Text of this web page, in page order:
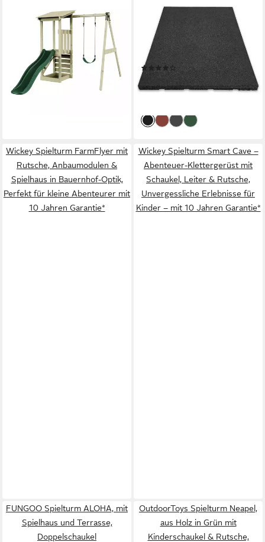
Spielturm Lyon, aus Holz in
Grün mit Kinderschaukel &
Rutsche, Kletterwand
299,00 € UVP549,00 €
-46%
lieferbar in 3 Wochen
Outdoor-Bodenplatte
Fallschutzmatte Play Protect,
Bodenschutzmatte mit
Drainage, verschiedene
Dicken, 1-St., individuell
kombinierbar, In vielen
(9)
ab 11,99 € UVP 13,99 €
-14%
Wickey Spielturm FarmFlyer mit
Rutsche, Anbaumodulen &
Spielhaus in Bauernhof-Optik,
Perfekt für kleine Abenteurer mit
10 Jahren Garantie*
Wickey Spielturm Smart Cave –
Abenteuer-Klettergerüst mit
Schaukel, Leiter & Rutsche,
Unvergessliche Erlebnisse für
Kinder – mit 10 Jahren Garantie*
FUNGOO Spielturm ALOHA, mit
Spielhaus und Terrasse,
Doppelschaukel
OutdoorToys Spielturm Neapel,
aus Holz in Grün mit
Kinderschaukel & Rutsche,